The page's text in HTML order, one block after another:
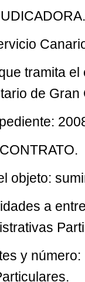
tramita
de
objeto:
a
y